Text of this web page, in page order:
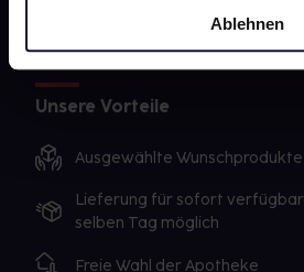
Ablehnen
Unsere Vorteile
Ausgewählte
Lieferung für sofort
selben Tag möglich
Freie Wahl der Apotheke